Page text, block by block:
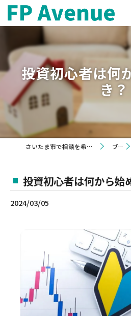
投資初心者は何
き？
さいたま市で相談を希望するならFP Avenue ブログ
投資初心者は何から始
2024/03/05